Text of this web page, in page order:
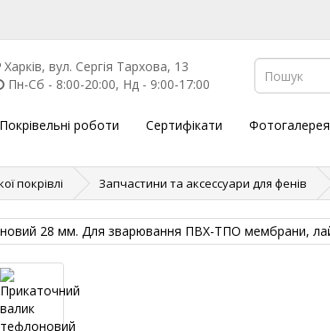
Харків, вул. Сергія Тархова, 13
Пн-Сб - 8:00-20:00, Нд - 9:00-17:00
Покрівельні роботи Сертифікати Фотогалерея
покрівлі Запчастини та аксессуари для фенів